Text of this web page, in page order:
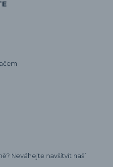
Neváhejte navšítvit naší